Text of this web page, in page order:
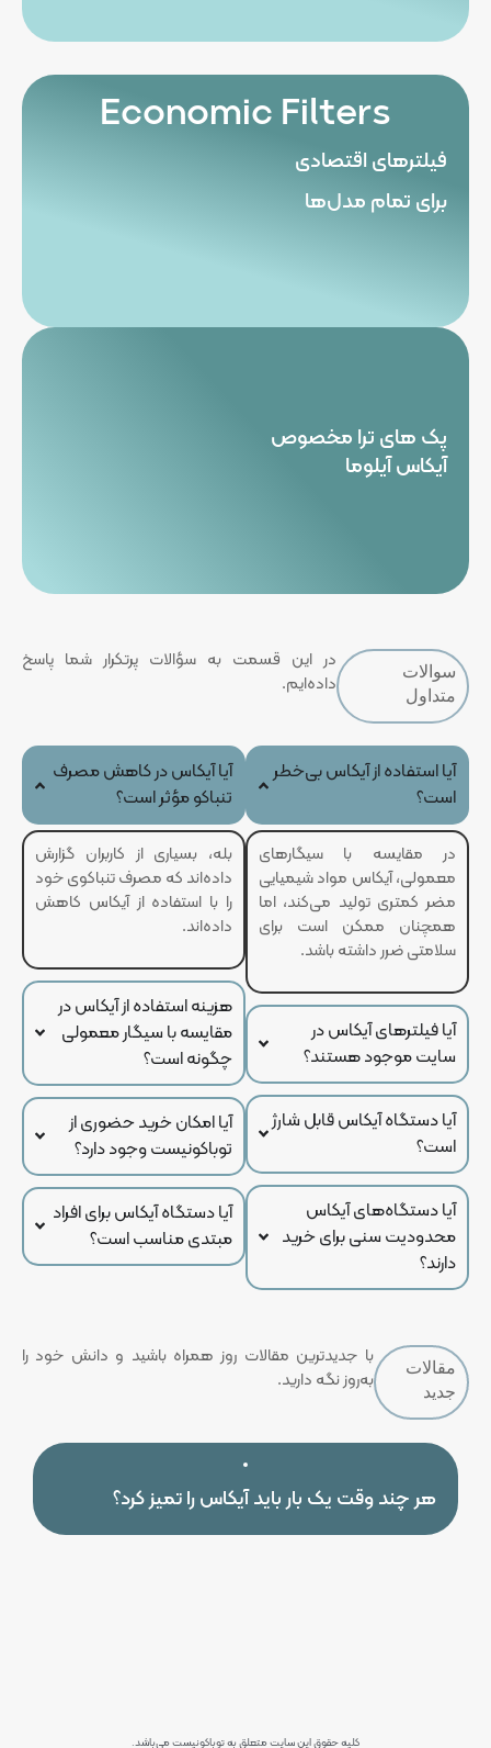
Economic Filters
فیلترهای اقتصادی
برای تمام مدل‌ها
پک های ترا مخصوص
آیکاس آیلوما
سوالات
متداول
در این قسمت به سؤالات پرتکرار شما پاسخ
داده‌ایم.
آیا استفاده از آیکاس بی‌خطر
است؟
در مقایسه با سیگارهای
معمولی، آیکاس مواد شیمیایی
مضر کمتری تولید می‌کند، اما
همچنان ممکن است برای
سلامتی ضرر داشته باشد.
آیا فیلترهای آیکاس در
سایت موجود هستند؟
آیا دستگاه آیکاس قابل شارژ
است؟
آیا دستگاه‌های آیکاس
محدودیت سنی برای خرید
دارند؟
آیا آیکاس در کاهش مصرف
تنباکو مؤثر است؟
بله، بسیاری از کاربران گزارش
داده‌اند که مصرف تنباکوی خود
را با استفاده از آیکاس کاهش
داده‌اند.
هزینه استفاده از آیکاس در
مقایسه با سیگار معمولی
چگونه است؟
آیا امکان خرید حضوری از
توباکونیست وجود دارد؟
آیا دستگاه آیکاس برای افراد
مبتدی مناسب است؟
مقالات
جدید
با جدیدترین مقالات روز همراه باشید و دانش خود را
به‌روز نگه دارید.
هر چند وقت یک بار باید آیکاس را تمیز کرد؟
کلیه حقوق این سایت متعلق به توباکونیست می‌باشد.